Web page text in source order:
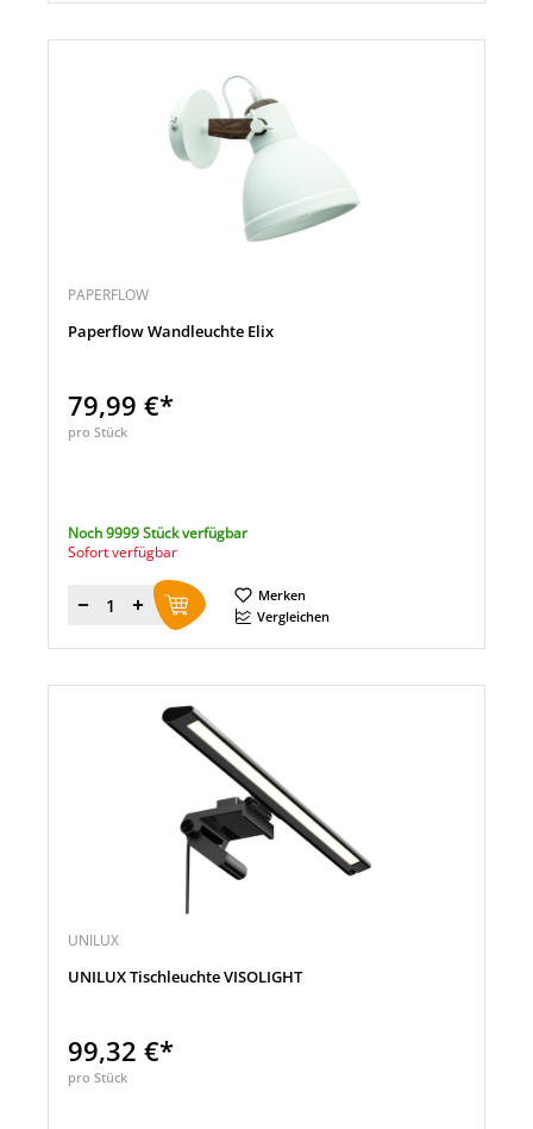
PAPERFLOW
Paperflow Wandleuchte Elix
79,99 €*
pro Stück
Noch 9999 Stück verfügbar
Sofort verfügbar
Menge
Merken
Vergleichen
UNILUX
UNILUX Tischleuchte VISOLIGHT
99,32 €*
pro Stück